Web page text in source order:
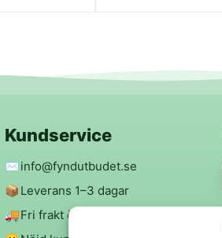
Kundservice
✉️info@fyndutbudet.se
📦 Leverans 1–3 dagar
🚚Fri frakt över 299 kr